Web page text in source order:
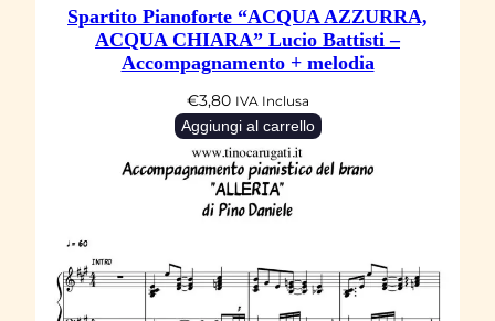
Spartito Pianoforte “ACQUA AZZURRA,
ACQUA CHIARA” Lucio Battisti –
Accompagnamento + melodia
€3,80 IVA Inclusa
Aggiungi al carrello